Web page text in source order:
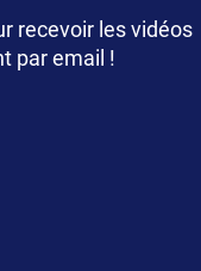
recevoir les vidéos
par email !